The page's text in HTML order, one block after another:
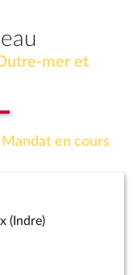
mer et
| Mandat en cours
(Indre)